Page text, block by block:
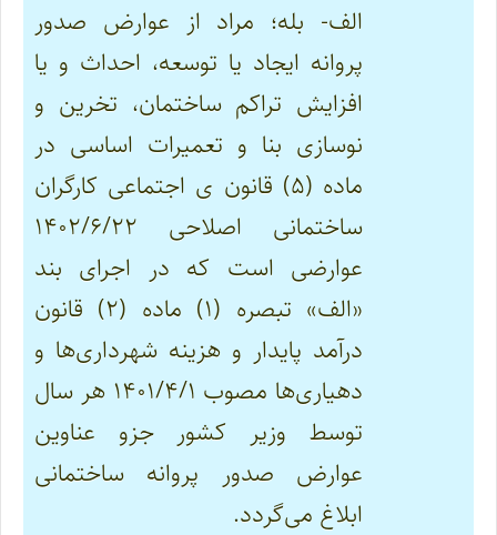
الف- بله؛ مراد از عوارض صدور
پروانه ایجاد یا توسعه، احداث و یا
افزایش تراکم ساختمان، تخرین و
نوسازی بنا و تعمیرات اساسی در
ماده (۵) قانون ی اجتماعی کارگران
ساختمانی اصلاحی ۱۴۰۲/۶/۲۲
عوارضی است که در اجرای بند
«الف» تبصره (۱) ماده (۲)
قانون
درآمد پایدار و هزینه شهرداری‌ها و
دهیاری‌ها
مصوب ۱۴۰۱/۴/۱ هر سال
توسط وزیر کشور جزو عناوین
عوارض صدور پروانه ساختمانی
ابلاغ می‌گردد.